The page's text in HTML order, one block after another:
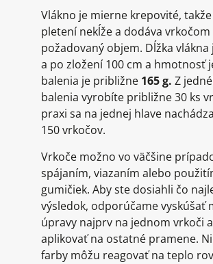
Vlákno je mierne krepovité,
pletení nekĺže a dodáva vrkočom
požadovaný objem. Dĺžka vlákna
a po zložení 100 cm a hmotnosť
balenia je približne 165 g. Z
balenia vyrobíte približne 30 ks
praxi sa na jednej hlave
150 vrkočov.
Vrkoče možno vo väčšine
spájaním, viazaním alebo
gumičiek. Aby ste dosiahli čo
výsledok, odporúčame vyskúšať
úpravy najprv na jednom vrkoči
aplikovať na ostatné pramene.
farby môžu reagovať na teplo